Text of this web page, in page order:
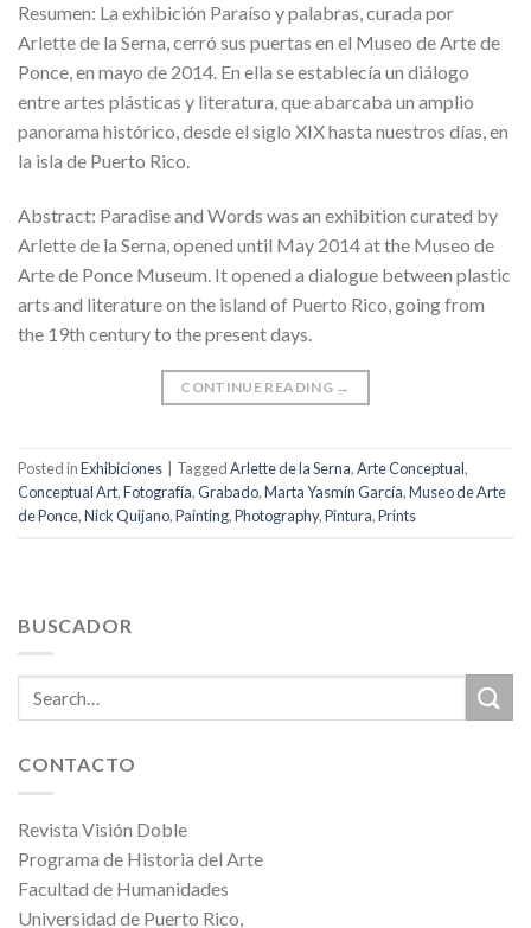
Resumen: La exhibición Paraíso y palabras, curada por
Arlette de la Serna, cerró sus puertas en el Museo de Arte de
Ponce, en mayo de 2014. En ella se establecía un diálogo
entre artes plásticas y literatura, que abarcaba un amplio
panorama histórico, desde el siglo XIX hasta nuestros días, en
la isla de Puerto Rico.
Abstract: Paradise and Words was an exhibition curated by
Arlette de la Serna, opened until May 2014 at the Museo de
Arte de Ponce Museum. It opened a dialogue between plastic
arts and literature on the island of Puerto Rico, going from
the 19th century to the present days.
CONTINUE READING →
Posted inExhibiciones TaggedArlette de la Serna,Arte Conceptual,
Conceptual Art,Fotografía,Grabado,Marta Yasmín García,Museo de Arte
de Ponce,Nick Quijano,Painting,Photography,Pintura,Prints
BUSCADOR
CONTACTO
Revista Visión Doble
Programa de Historia del Arte
Facultad de Humanidades
Universidad de Puerto Rico,